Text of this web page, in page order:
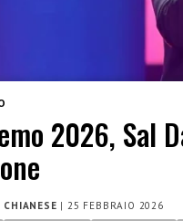
2026, Sal
|25 FEBBRAIO 2026